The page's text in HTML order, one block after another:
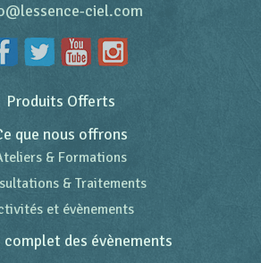
ciel.com
Produits Offerts
que nous offrons
& Formations
& Traitements
et évènements
des évènements